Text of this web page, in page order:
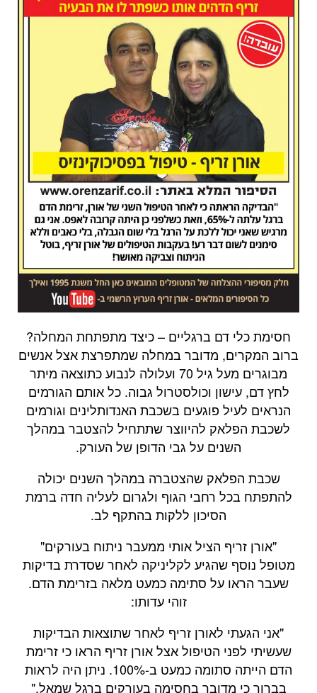
חסימת כלי דם ברגליים – כיצד מתפתחת המחלה?
ברוב המקרים, מדובר במחלה שמתפרצת אצל אנשים
מבוגרים מעל גיל 70 ועלולה לנבוע כתוצאה מיתר
לחץ דם, עישון וכולסטרול גבוה. כל אותם הגורמים
הנראים לעיל פוגעים בשכבת האנדותלינים וגורמים
לשכבת הפלאק להיווצר שתתחיל להצטבר במהלך
השנים על גבי הדופן של העורק.
שכבת הפלאק שהצטברה במהלך השנים יכולה
להתפתח בכל רחבי הגוף ולגרום לעליה חדה ברמת
הסיכון ללקות בהתקף לב.
"אורן זריף הציל אותי ממעבר ניתוח בעורקים"
מטופל נוסף שהגיע לקליניקה לאחר שסדרת בדיקות
שעבר הראו על סתימה כמעט מלאה בזרימת הדם.
זוהי עדותו:
"אני הגעתי לאורן זריף לאחר שתוצאות הבדיקות
שעשיתי לפני הטיפול אצל אורן זריף הראו כי זרימת
הדם הייתה סתומה כמעט ב-100%. ניתן היה לראות
בברור כי מדובר בחסימה בעורקים ברגל שמאל."